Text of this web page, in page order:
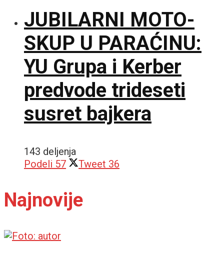
JUBILARNI MOTO-
SKUP U PARAĆINU:
YU Grupa i Kerber
predvode trideseti
susret bajkera
143 deljenja
Podeli 57 Tweet 36
Najnovije